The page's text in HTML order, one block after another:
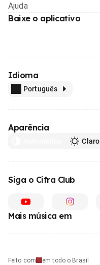
Ajuda
Baixe o aplicativo
Idioma
Português
Aparência
Claro
Siga o Cifra Club
Mais música em
Feito com em todo o Brasil